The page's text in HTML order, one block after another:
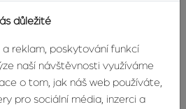
důležité
a reklam, poskytování funkcí
naší návštěvnosti využíváme
o tom, jak náš web používáte,
pro sociální média, inzerci a